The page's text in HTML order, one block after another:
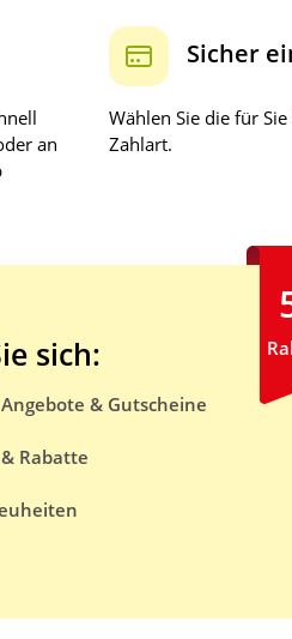
an
Sicher
Wählen Sie die für
Zahlart.
sich:
& Gutscheine
Rabatte